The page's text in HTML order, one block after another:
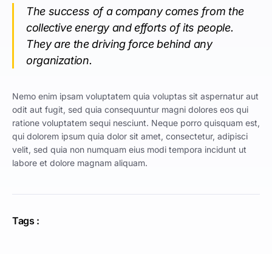
The success of a company comes from the
collective energy and efforts of its people.
They are the driving force behind any
organization.
Nemo enim ipsam voluptatem quia voluptas sit aspernatur aut
odit aut fugit, sed quia consequuntur magni dolores eos qui
ratione voluptatem sequi nesciunt. Neque porro quisquam est,
qui dolorem ipsum quia dolor sit amet, consectetur, adipisci
velit, sed quia non numquam eius modi tempora incidunt ut
labore et dolore magnam aliquam.
Tags :